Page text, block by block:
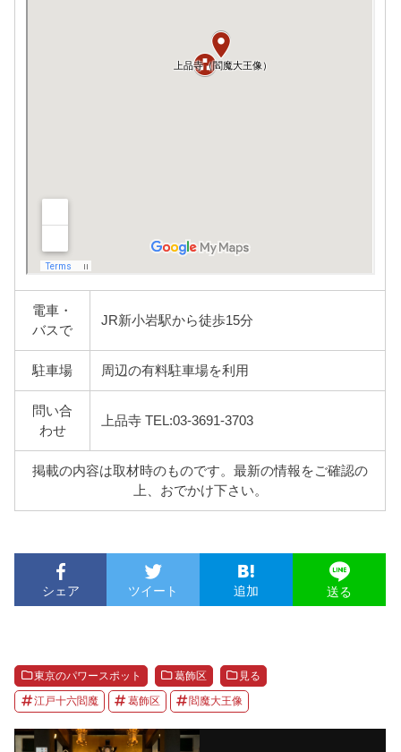
電車・
バスで
JR新小岩駅から徒歩15分
駐車場 周辺の有料駐車場を利用
問い合
わせ
上品寺 TEL:03-3691-3703
掲載の内容は取材時のものです。最新の情報をご確認の
上、おでかけ下さい。
シェア ツイート 追加 送る
東京のパワースポット 葛飾区 見る
江戸十六閻魔 葛飾区 閻魔大王像